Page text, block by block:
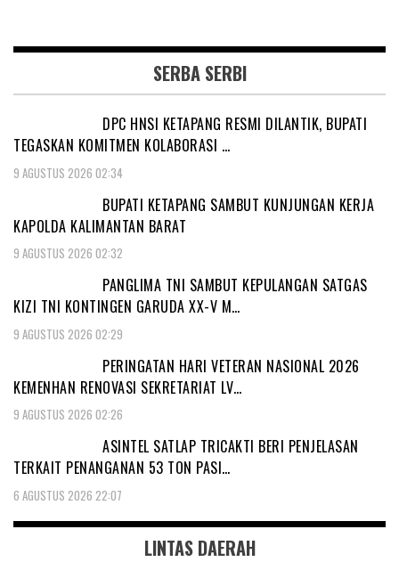
SERBA SERBI
DPC HNSI KETAPANG RESMI DILANTIK, BUPATI
TEGASKAN KOMITMEN KOLABORASI …
9 AGUSTUS 2026 02:34
BUPATI KETAPANG SAMBUT KUNJUNGAN KERJA
KAPOLDA KALIMANTAN BARAT
9 AGUSTUS 2026 02:32
PANGLIMA TNI SAMBUT KEPULANGAN SATGAS
KIZI TNI KONTINGEN GARUDA XX-V M…
9 AGUSTUS 2026 02:29
PERINGATAN HARI VETERAN NASIONAL 2026
KEMENHAN RENOVASI SEKRETARIAT LV…
9 AGUSTUS 2026 02:26
ASINTEL SATLAP TRICAKTI BERI PENJELASAN
TERKAIT PENANGANAN 53 TON PASI…
6 AGUSTUS 2026 22:07
LINTAS DAERAH